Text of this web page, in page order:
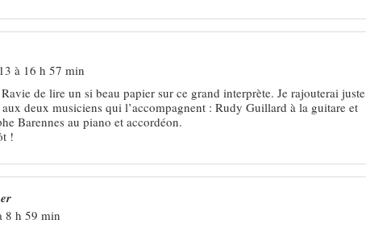
à 16 h 57 min
de lire un si beau papier sur ce grand interprète. Je rajouterai juste
deux musiciens qui l’accompagnent : Rudy Guillard à la guitare et
Barennes au piano et accordéon.
!
8 h 59 min